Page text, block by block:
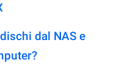
dal NAS e